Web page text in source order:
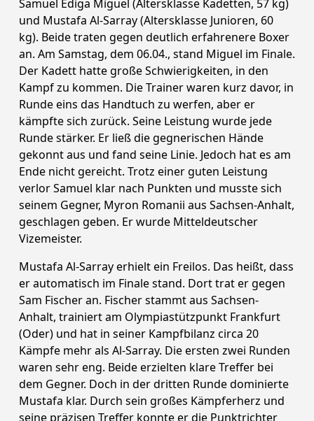
Samuel Ediga Miguel (Altersklasse Kadetten, 57 kg)
und Mustafa Al-Sarray (Altersklasse Junioren, 60
kg). Beide traten gegen deutlich erfahrenere Boxer
an. Am Samstag, dem 06.04., stand Miguel im Finale.
Der Kadett hatte große Schwierigkeiten, in den
Kampf zu kommen. Die Trainer waren kurz davor, in
Runde eins das Handtuch zu werfen, aber er
kämpfte sich zurück. Seine Leistung wurde jede
Runde stärker. Er ließ die gegnerischen Hände
gekonnt aus und fand seine Linie. Jedoch hat es am
Ende nicht gereicht. Trotz einer guten Leistung
verlor Samuel klar nach Punkten und musste sich
seinem Gegner, Myron Romanii aus Sachsen-Anhalt,
geschlagen geben. Er wurde Mitteldeutscher
Vizemeister.
Mustafa Al-Sarray erhielt ein Freilos. Das heißt, dass
er automatisch im Finale stand. Dort trat er gegen
Sam Fischer an. Fischer stammt aus Sachsen-
Anhalt, trainiert am Olympiastützpunkt Frankfurt
(Oder) und hat in seiner Kampfbilanz circa 20
Kämpfe mehr als Al-Sarray. Die ersten zwei Runden
waren sehr eng. Beide erzielten klare Treffer bei
dem Gegner. Doch in der dritten Runde dominierte
Mustafa klar. Durch sein großes Kämpferherz und
seine präzisen Treffer konnte er die Punktrichter